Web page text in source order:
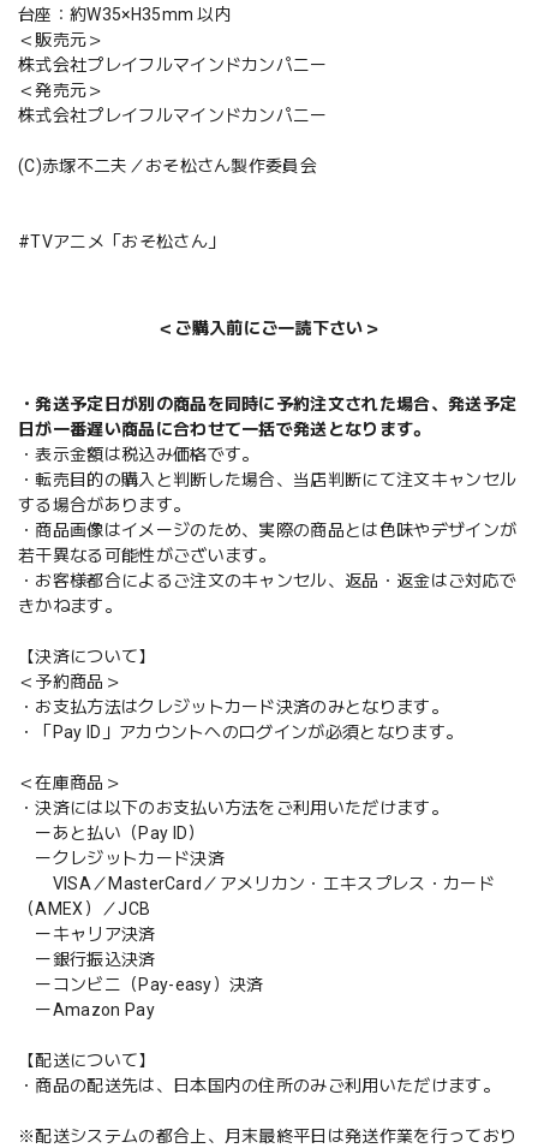
台座：約W35×H35mm 以内
＜販売元＞
株式会社プレイフルマインドカンパニー
＜発売元＞
株式会社プレイフルマインドカンパニー
(C)赤塚不二夫／おそ松さん製作委員会
#TVアニメ「おそ松さん」
＜ご購入前にご一読下さい＞
・発送予定日が別の商品を同時に予約注文された場合、発送予定
日が一番遅い商品に合わせて一括で発送となります。
・表示金額は税込み価格です。
・転売目的の購入と判断した場合、当店判断にて注文キャンセル
する場合があります。
・商品画像はイメージのため、実際の商品とは色味やデザインが
若干異なる可能性がございます。
・お客様都合によるご注文のキャンセル、返品・返金はご対応で
きかねます。
【決済について】
＜予約商品＞
・お支払方法はクレジットカード決済のみとなります。
・「Pay ID」アカウントへのログインが必須となります。
＜在庫商品＞
・決済には以下のお支払い方法をご利用いただけます。
ーあと払い（Pay ID）
ークレジットカード決済
VISA／MasterCard／アメリカン・エキスプレス・カード
（AMEX）／JCB
ーキャリア決済
ー銀行振込決済
ーコンビニ（Pay-easy）決済
ーAmazon Pay
【配送について】
・商品の配送先は、日本国内の住所のみご利用いただけます。
※配送システムの都合上、月末最終平日は発送作業を行っており